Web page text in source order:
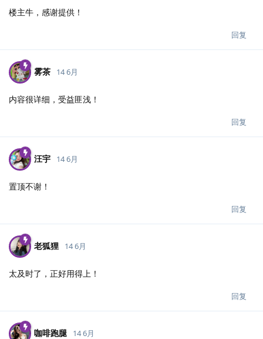
楼主牛，感谢提供！
回复
雾茶 14 6月
内容很详细，受益匪浅！
回复
汪宇 14 6月
置顶不谢！
回复
老狐狸 14 6月
太及时了，正好用得上！
回复
咖啡跑腿 14 6月